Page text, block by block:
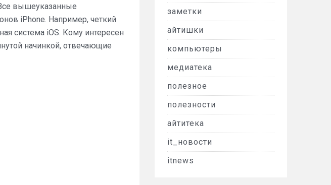
вышеуказанные
iPhone. Например, четкий
система iOS. Кому интересен
начинкой, отвечающие
заметки
айтишки
компьютеры
медиатека
полезное
полезности
айтитека
it_новости
itnews